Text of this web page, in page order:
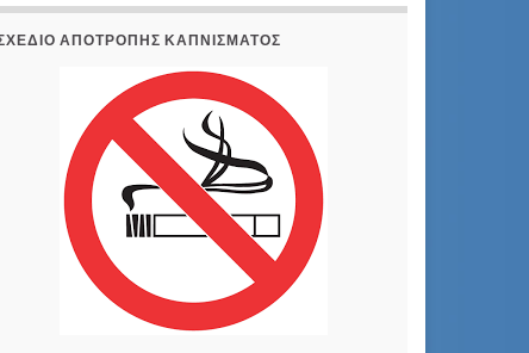
ΑΠΟΤΡΟΠΗΣ ΚΑΠΝΙΣΜΑΤΟΣ